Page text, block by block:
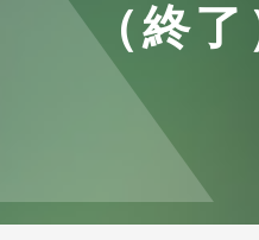
（終